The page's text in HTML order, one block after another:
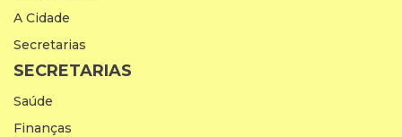
A Cidade
Secretarias
SECRETARIAS
Saúde
Finanças